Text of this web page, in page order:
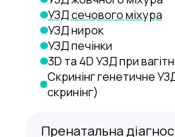
УЗД сечового міхура
УЗД нирок
УЗД печінки
3D та 4D УЗД при
Скринінг генетичне
скринінг)
Пренатальна